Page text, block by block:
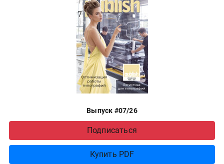
Выпуск #07/26
Подписаться
Купить PDF